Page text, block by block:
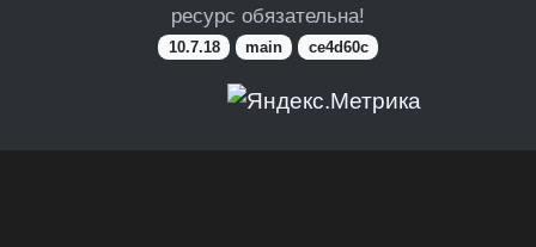
ресурс обязательна!
10.7.18 main ce4d60c